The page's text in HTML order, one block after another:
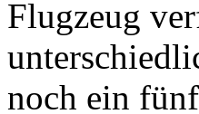
Flugzeug
noch ein